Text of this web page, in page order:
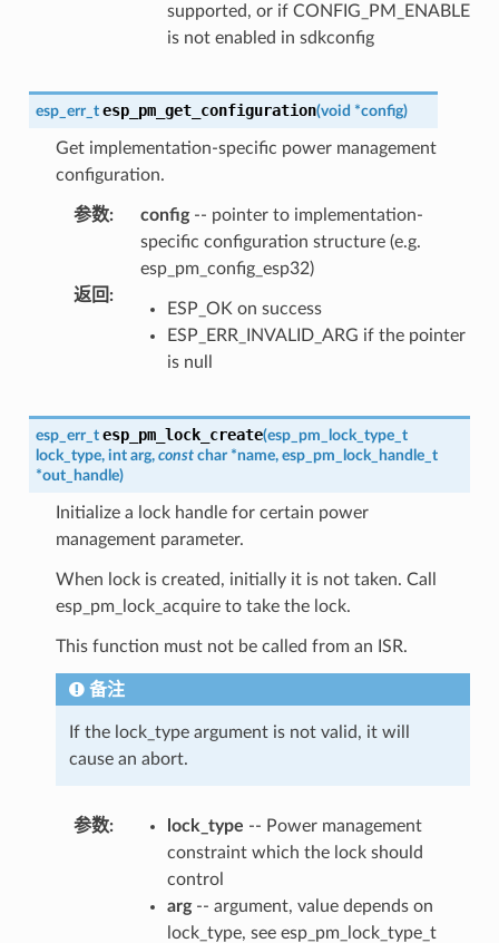
supported, or if CONFIG_PM_ENABLE
is not enabled in sdkconfig
esp_err_t esp_pm_get_configuration(void *config)
Get implementation-specific power management
configuration.
参数: config-- pointer to implementation-
specific configuration structure (e.g.
esp_pm_config_esp32)
返回 :
ESP_OK on success
ESP_ERR_INVALID_ARG if the pointer
is null
esp_err_t esp_pm_lock_create(esp_pm_lock_type_t
lock_type, int arg, const char *name, esp_pm_lock_handle_t
*out_handle)
Initialize a lock handle for certain power
management parameter.
When lock is created, initially it is not taken. Call
esp_pm_lock_acquire to take the lock.
This function must not be called from an ISR.
备注
If the lock_type argument is not valid, it will
cause an abort.
参数: lock_type -- Power management
constraint which the lock should
control
arg-- argument, value depends on
lock_type, see esp_pm_lock_type_t